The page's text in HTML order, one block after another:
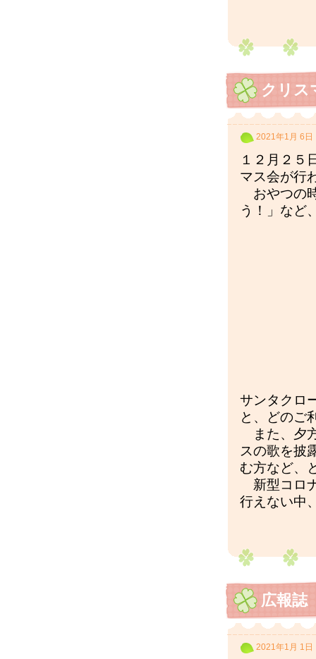
クリス
2021年1月 6日
１２月２５
マス会が行
おやつの
う！」など
サンタクロ
と、どのご
また、夕
スの歌を披
む方など、
新型コロ
行えない中
広報誌
2021年1月 1日